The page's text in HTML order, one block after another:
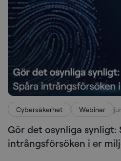
Cybersäkerhet Webinar
Gör det osynliga synligt:
intrångsförsöken i er